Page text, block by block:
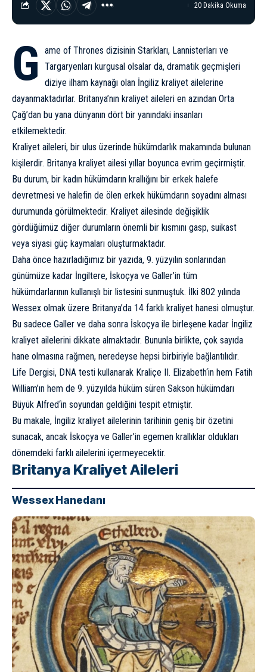
20 Dakika Okuma
G
ame of Thrones dizisinin Starkları, Lannisterları ve
Targaryenları kurgusal olsalar da, dramatik geçmişleri
diziye ilham kaynağı olan İngiliz kraliyet ailelerine
dayanmaktadırlar. Britanya’nın kraliyet aileleri en azından Orta
Çağ’dan bu yana dünyanın dört bir yanındaki insanları
etkilemektedir.
Kraliyet aileleri, bir ulus üzerinde hükümdarlık makamında bulunan
kişilerdir. Britanya kraliyet ailesi yıllar boyunca evrim geçirmiştir.
Bu durum, bir kadın hükümdarın krallığını bir erkek halefe
devretmesi ve halefin de ölen erkek hükümdarın soyadını alması
durumunda görülmektedir. Kraliyet ailesinde değişiklik
gördüğümüz diğer durumların önemli bir kısmını gasp, suikast
veya siyasi güç kaymaları oluşturmaktadır.
Daha önce hazırladığımız bir yazıda, 9. yüzyılın sonlarından
günümüze kadar İngiltere, İskoçya ve Galler’in tüm
hükümdarlarının kullanışlı bir listesini sunmuştuk. İlki 802 yılında
Wessex olmak üzere Britanya’da 14 farklı kraliyet hanesi olmuştur.
Bu sadece Galler ve daha sonra İskoçya ile birleşene kadar İngiliz
kraliyet ailelerini dikkate almaktadır. Bununla birlikte, çok sayıda
hane olmasına rağmen, neredeyse hepsi birbiriyle bağlantılıdır.
Life Dergisi, DNA testi kullanarak Kraliçe II. Elizabeth‘in hem Fatih
William’ın hem de 9. yüzyılda hüküm süren Sakson hükümdarı
Büyük Alfred‘in soyundan geldiğini tespit etmiştir.
Bu makale, İngiliz kraliyet ailelerinin tarihinin geniş bir özetini
sunacak, ancak İskoçya ve Galler’in egemen krallıklar oldukları
dönemdeki farklı ailelerini içermeyecektir.
Britanya Kraliyet Aileleri
Wessex Hanedanı